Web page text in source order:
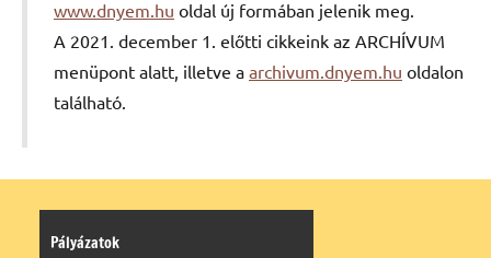
www.dnyem.hu oldal új formában jelenik meg.
A 2021. december 1. előtti cikkeink az ARCHÍVUM
menüpont alatt, illetve a archivum.dnyem.hu oldalon
található.
Pályázatok